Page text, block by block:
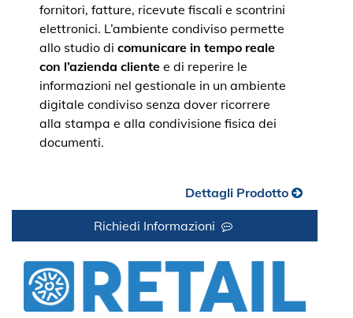
fornitori, fatture, ricevute fiscali e scontrini
elettronici. L’ambiente condiviso permette
allo studio di comunicare in tempo reale
con l’azienda cliente e di reperire le
informazioni nel gestionale in un ambiente
digitale condiviso senza dover ricorrere
alla stampa e alla condivisione fisica dei
documenti.
Dettagli Prodotto
Richiedi Informazioni